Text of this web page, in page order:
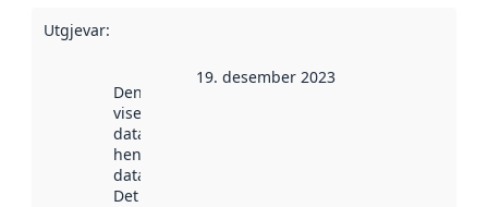
Utgjevar:
Denne datoen
viser når
datasettet vart
henta inn av
data.norge.no.
Det kan ha
19. desember 2023